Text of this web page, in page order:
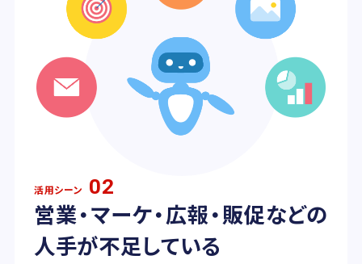
活用シーン 02
営業・マーケ・広報・販促などの
人手が不足している